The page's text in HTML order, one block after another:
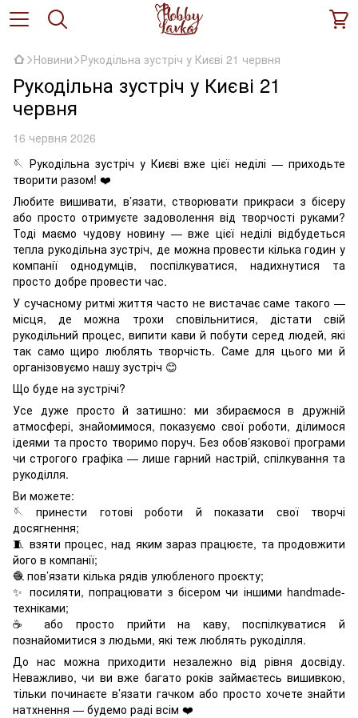
Новини Рукодільна зустріч у Києві 21 червня
Рукодільна зустріч у Києві 21
червня
16 червня 2026
🪡 Рукодільна зустріч у Києві вже цієї неділі — приходьте
творити разом! ❤️
Любите вишивати, в’язати, створювати прикраси з бісеру
або просто отримуєте задоволення від творчості руками?
Тоді маємо чудову новину — вже цієї неділі відбудеться
тепла рукодільна зустріч, де можна провести кілька годин у
компанії однодумців, поспілкуватися, надихнутися та
просто добре провести час.
У сучасному ритмі життя часто не вистачає саме такого —
місця, де можна трохи сповільнитися, дістати свій
рукодільний процес, випити кави й побути серед людей, які
так само щиро люблять творчість. Саме для цього ми й
організовуємо нашу зустріч 😊
Що буде на зустрічі?
Усе дуже просто й затишно: ми збираємося в дружній
атмосфері, знайомимося, показуємо свої роботи, ділимося
ідеями та просто творимо поруч. Без обов’язкової програми
чи строгого графіка — лише гарний настрій, спілкування та
рукоділля.
Ви можете:
🪡 принести готові роботи й показати свої творчі
досягнення;
🧵 взяти процес, над яким зараз працюєте, та продовжити
його в компанії;
🧶 пов’язати кілька рядів улюбленого проєкту;
✨ посиляти, попрацювати з бісером чи іншими handmade-
техніками;
☕ або просто прийти на каву, поспілкуватися й
познайомитися з людьми, які теж люблять рукоділля.
До нас можна приходити незалежно від рівня досвіду.
Неважливо, чи ви вже багато років займаєтесь вишивкою,
тільки починаєте в’язати гачком або просто хочете знайти
натхнення — будемо раді всім ❤️